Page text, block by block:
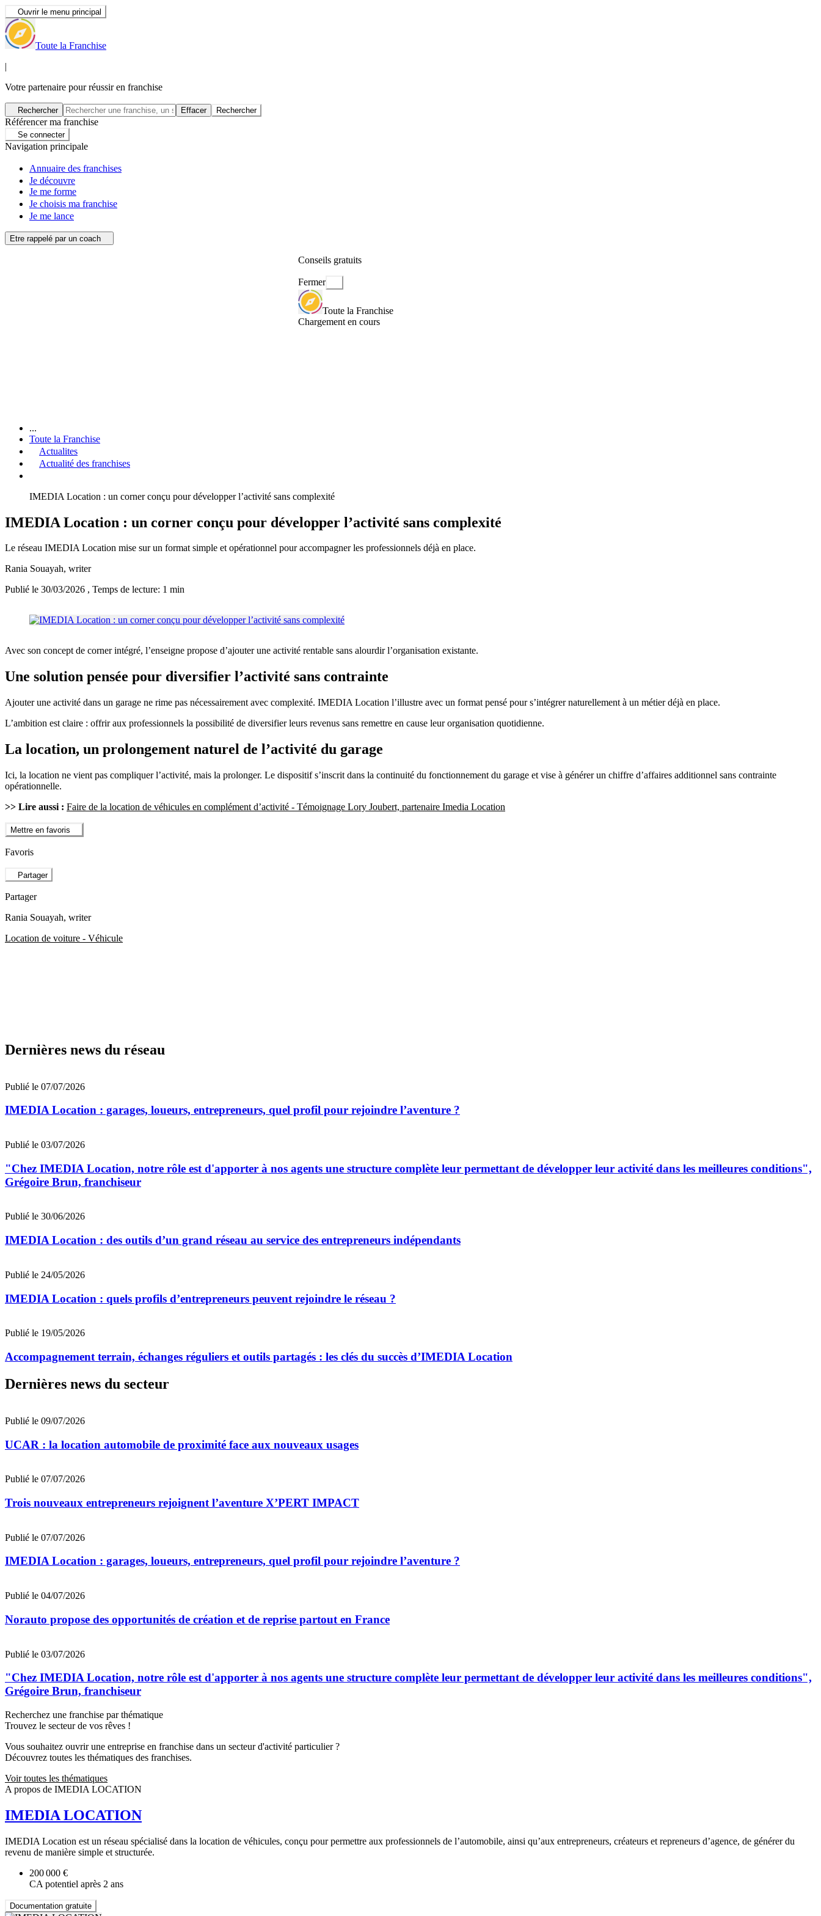
Ouvrir le menu principal
Toute la Franchise
|
Votre partenaire pour réussir en franchise
Rechercher Effacer Rechercher
Référencer ma franchise
Se connecter
Navigation principale
Annuaire des franchises
Je découvre
Je me forme
Je choisis ma franchise
Je me lance
Etre rappelé par un coach
Conseils gratuits
Fermer
Toute la Franchise
Chargement en cours
...
Toute la Franchise
Actualites
Actualité des franchises
IMEDIA Location : un corner conçu pour développer l’activité sans complexité
IMEDIA Location : un corner conçu pour développer l’activité sans complexité
Le réseau IMEDIA Location mise sur un format simple et opérationnel pour accompagner les professionnels déjà en place.
Rania Souayah, writer
Publié le 30/03/2026 , Temps de lecture: 1 min
Avec son concept de corner intégré, l’enseigne propose d’ajouter une activité rentable sans alourdir l’organisation existante.
Une solution pensée pour diversifier l’activité sans contrainte
Ajouter une activité dans un garage ne rime pas nécessairement avec complexité. IMEDIA Location l’illustre avec un format pensé pour s’intégrer naturellement à un métier déjà en place.
L’ambition est claire : offrir aux professionnels la possibilité de diversifier leurs revenus sans remettre en cause leur organisation quotidienne.
La location, un prolongement naturel de l’activité du garage
Ici, la location ne vient pas compliquer l’activité, mais la prolonger. Le dispositif s’inscrit dans la continuité du fonctionnement du garage et vise à générer un chiffre d’affaires additionnel sans contrainte
opérationnelle.
>> Lire aussi : Faire de la location de véhicules en complément d’activité - Témoignage Lory Joubert, partenaire Imedia Location
Mettre en favoris
Favoris
Partager
Partager
Rania Souayah, writer
Location de voiture - Véhicule
Dernières news du réseau
Publié le 07/07/2026
IMEDIA Location : garages, loueurs, entrepreneurs, quel profil pour rejoindre l’aventure ?
Publié le 03/07/2026
"Chez IMEDIA Location, notre rôle est d'apporter à nos agents une structure complète leur permettant de développer leur activité dans les meilleures conditions",
Grégoire Brun, franchiseur
Publié le 30/06/2026
IMEDIA Location : des outils d’un grand réseau au service des entrepreneurs indépendants
Publié le 24/05/2026
IMEDIA Location : quels profils d’entrepreneurs peuvent rejoindre le réseau ?
Publié le 19/05/2026
Accompagnement terrain, échanges réguliers et outils partagés : les clés du succès d’IMEDIA Location
Dernières news du secteur
Publié le 09/07/2026
UCAR : la location automobile de proximité face aux nouveaux usages
Publié le 07/07/2026
Trois nouveaux entrepreneurs rejoignent l’aventure X’PERT IMPACT
Publié le 07/07/2026
IMEDIA Location : garages, loueurs, entrepreneurs, quel profil pour rejoindre l’aventure ?
Publié le 04/07/2026
Norauto propose des opportunités de création et de reprise partout en France
Publié le 03/07/2026
"Chez IMEDIA Location, notre rôle est d'apporter à nos agents une structure complète leur permettant de développer leur activité dans les meilleures conditions",
Grégoire Brun, franchiseur
Recherchez une franchise par thématique
Trouvez le secteur de vos rêves !
Vous souhaitez ouvrir une entreprise en franchise dans un secteur d'activité particulier ?
Découvrez toutes les thématiques des franchises.
Voir toutes les thématiques
A propos de IMEDIA LOCATION
IMEDIA LOCATION
IMEDIA Location est un réseau spécialisé dans la location de véhicules, conçu pour permettre aux professionnels de l’automobile, ainsi qu’aux entrepreneurs, créateurs et repreneurs d’agence, de générer du
revenu de manière simple et structurée.
200 000 €
CA potentiel après 2 ans
Documentation gratuite